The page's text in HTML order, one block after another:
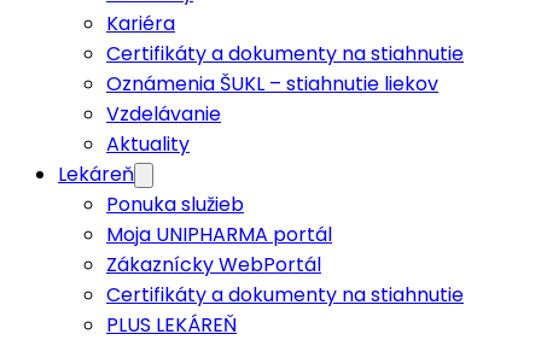
Kariéra
Certifikáty a dokumenty na stiahnutie
Oznámenia ŠUKL – stiahnutie liekov
Vzdelávanie
Aktuality
Lekáreň
Ponuka služieb
Moja UNIPHARMA portál
Zákaznícky WebPortál
Certifikáty a dokumenty na stiahnutie
PLUS LEKÁREŇ